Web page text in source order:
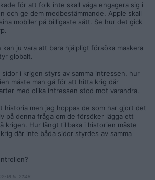
för att folk inte skall våga engagera sig i
och ge dem medbestämmande. Apple skall
mobiler på billigaste sätt. Se hur det gick
ju vara att bara hjälpligt försöka maskera
globalt.
sidor i krigen styrs av samma intressen, hur
måste man gå för att hitta krig där
med olika intressen stod mot varandra.
historia men jag hoppas de som har gjort det
på denna fråga om de försöker lägga ett
krigen. Hur långt tillbaka i historien måste
där inte båda sidor styrdes av samma
16 kl. 22:45.